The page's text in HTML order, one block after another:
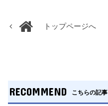
トップページへ
RECOMMEND こちらの記事